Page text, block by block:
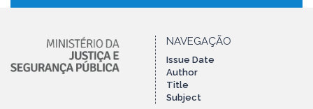
NAVEGAÇÃO
Issue Date
Author
Title
Subject